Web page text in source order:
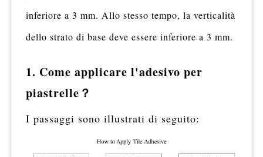
inferiore a 3 mm. Allo stesso tempo, la verticalità
dello strato di base deve essere inferiore a 3 mm.
1. Come applicare l'adesivo per
piastrelle？
I passaggi sono illustrati di seguito: